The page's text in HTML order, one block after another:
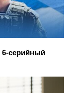
6-серийный